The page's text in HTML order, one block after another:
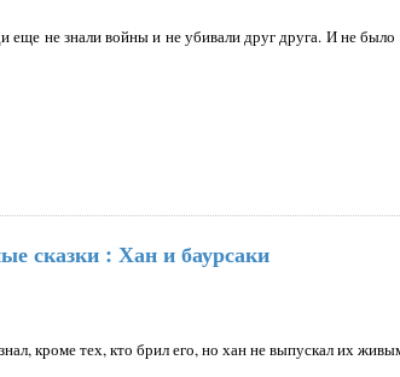
еще не знали войны и не убивали друг друга. И не
сказки : Хан и баурсаки
кроме тех, кто брил его, но хан не выпускал их